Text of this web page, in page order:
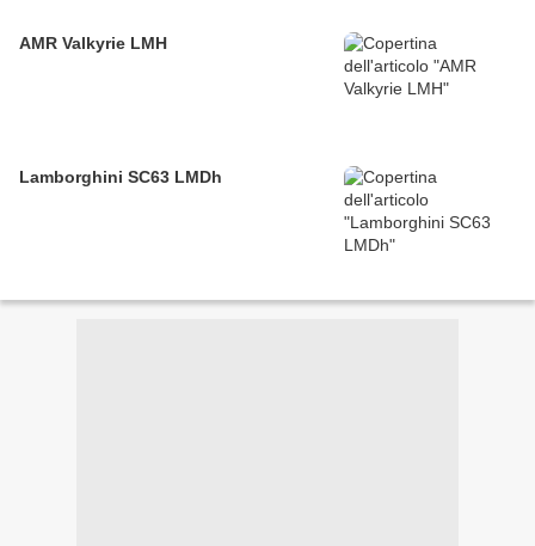
AMR Valkyrie LMH
Lamborghini SC63 LMDh